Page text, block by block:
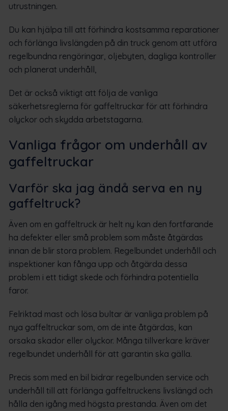
utrustningen.
Du kan hjälpa till att förhindra kostsamma reparationer
och förlänga livslängden på din truck genom att utföra
regelbundna rengöringar, oljebyten, dagliga kontroller
och planerat underhåll,
Det är också viktigt att följa de vanliga
säkerhetsreglerna för gaffeltruckar för att förhindra
olyckor och skydda arbetstagarna.
Vanliga frågor om underhåll av
gaffeltruckar
Varför ska jag ändå serva en ny
gaffeltruck?
Även om en gaffeltruck är helt ny kan den fortfarande
ha defekter eller små problem som måste åtgärdas
innan de blir stora problem. Regelbundet underhåll och
inspektioner kan fånga upp och åtgärda dessa
problem i ett tidigt skede och förhindra potentiella
faror.
Felriktad mast och lösa bultar är vanliga problem på
nya gaffeltruckar som, om de inte åtgärdas, kan
orsaka skador eller olyckor. Många tillverkare kräver
regelbundet underhåll för att garantin ska gälla.
Precis som med en bil bidrar regelbunden service och
underhåll till att förlänga gaffeltruckens livslängd och
hålla den igång med högsta prestanda. Även om det